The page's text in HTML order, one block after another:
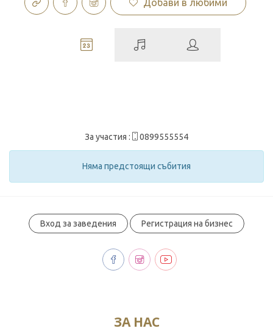
Добави в любими
За участия : 0899555554
Няма предстоящи събития
Вход за заведения Регистрация на бизнес
ЗА НАС